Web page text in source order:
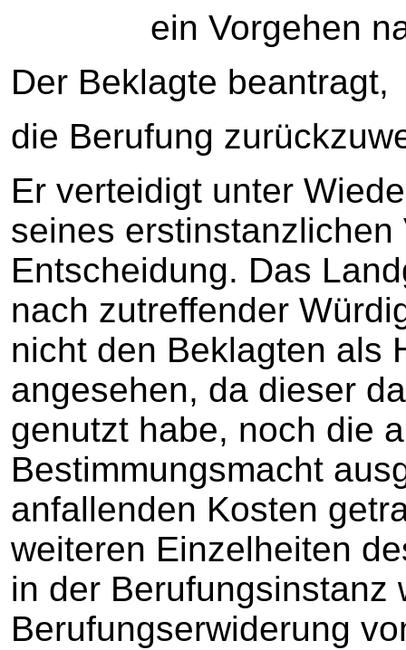
ein Vorgehen nach
Der Beklagte beantragt,
die Berufung
Er verteidigt unter
seines
Entscheidung. Das
nach zutreffender
nicht den Beklagten als
angesehen, da dieser
genutzt habe, noch die
Bestimmungsmacht
anfallenden Kosten
weiteren Einzelheiten
in der Berufungsinstanz
Berufungserwiderung